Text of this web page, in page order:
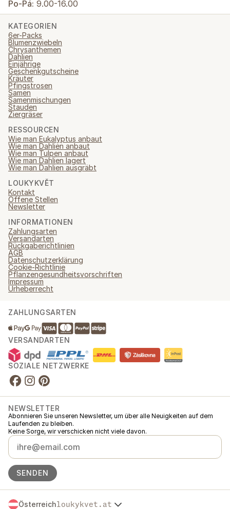
Po-Pá: 9.00-16.00
KATEGORIEN
6er-Packs
Blumenzwiebeln
Chrysanthemen
Dahlien
Einjährige
Geschenkgutscheine
Kräuter
Pfingstrosen
Samen
Samenmischungen
Stauden
Ziergräser
RESSOURCEN
Wie man Eukalyptus anbaut
Wie man Dahlien anbaut
Wie man Tulpen anbaut
Wie man Dahlien lagert
Wie man Dahlien ausgräbt
LOUKYKVĚT
Kontakt
Offene Stellen
Newsletter
INFORMATIONEN
Zahlungsarten
Versandarten
Rückgaberichtlinien
AGB
Datenschutzerklärung
Cookie-Richtlinie
Pflanzengesundheitsvorschriften
Impressum
Urheberrecht
ZAHLUNGSARTEN
VERSANDARTEN
SOZIALE NETZWERKE
NEWSLETTER
Abonnieren Sie unseren Newsletter, um über alle Neuigkeiten auf dem
Laufenden zu bleiben.
Keine Sorge, wir verschicken nicht viele davon.
SENDEN
Österreichloukykvet.at